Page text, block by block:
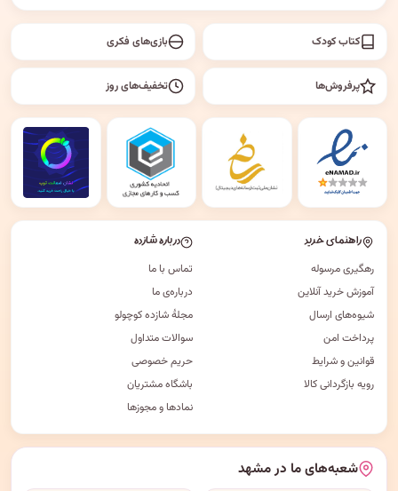
کتاب کودک بازی‌های فکری
پرفروش‌ها تخفیف‌های روز
راهنمای خرید
رهگیری مرسوله
آموزش خرید آنلاین
شیوه‌های ارسال
پرداخت امن
قوانین و شرایط
رویه بازگردانی کالا
درباره شازده
تماس با ما
درباره‌ی ما
مجلهٔ شازده کوچولو
سوالات متداول
حریم خصوصی
باشگاه مشتریان
نمادها و مجوزها
شعبه‌های ما در مشهد